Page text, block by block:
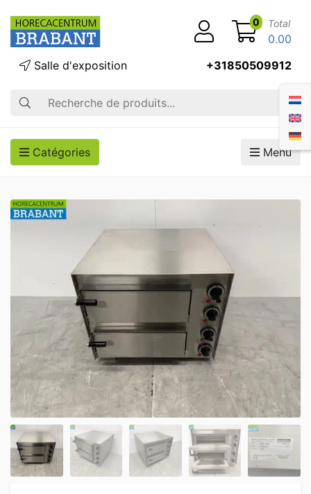
Recherche
Salle d'exposition +31850509912
0 Total
0.00
Catégories Menu